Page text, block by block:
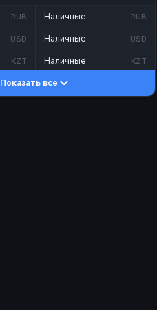
RUB
USD
KZT
Наличные RUB
Наличные USD
Наличные KZT
Показать все